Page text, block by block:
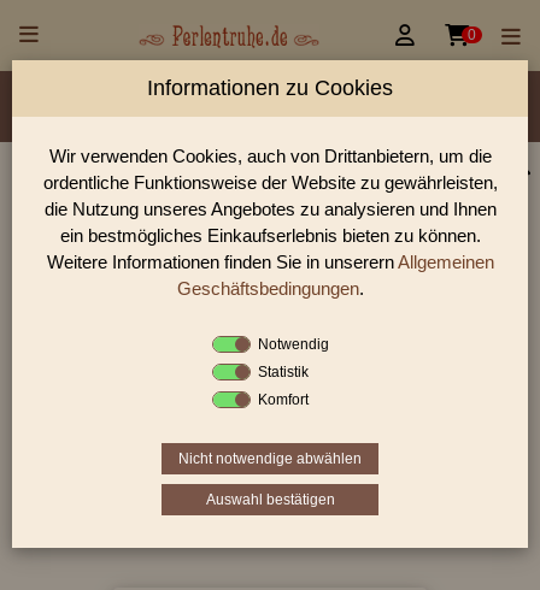
 0
Material/Glassorte Sorte/Form Farbe
Größen
Rocailles Größen
Perlen Shop für Glasstifte/Bugles mit Metalliceinzug
Perlen
In unserem Perlen Shop finden sie zahlreich Glasstifte/Bugles
mit Metalliceinzug Perlen und viele weiter Glasperlen.
Sie befinden sich in folgender Kategorie:
Glasstifte/Bugles Glasstifte/Bugles mit
Informationen zu Cookies
Wir verwenden Cookies, auch von Drittanbietern, um die
ordentliche Funktionsweise der Website zu gewährleisten,
die Nutzung unseres Angebotes zu analysieren und Ihnen
ein bestmögliches Einkaufserlebnis bieten zu können.
Weitere Informationen finden Sie in unserernAllgemeinen
Geschäftsbedingungen.
Notwendig
Statistik
Komfort
Nicht notwendige abwählen
Auswahl bestätigen